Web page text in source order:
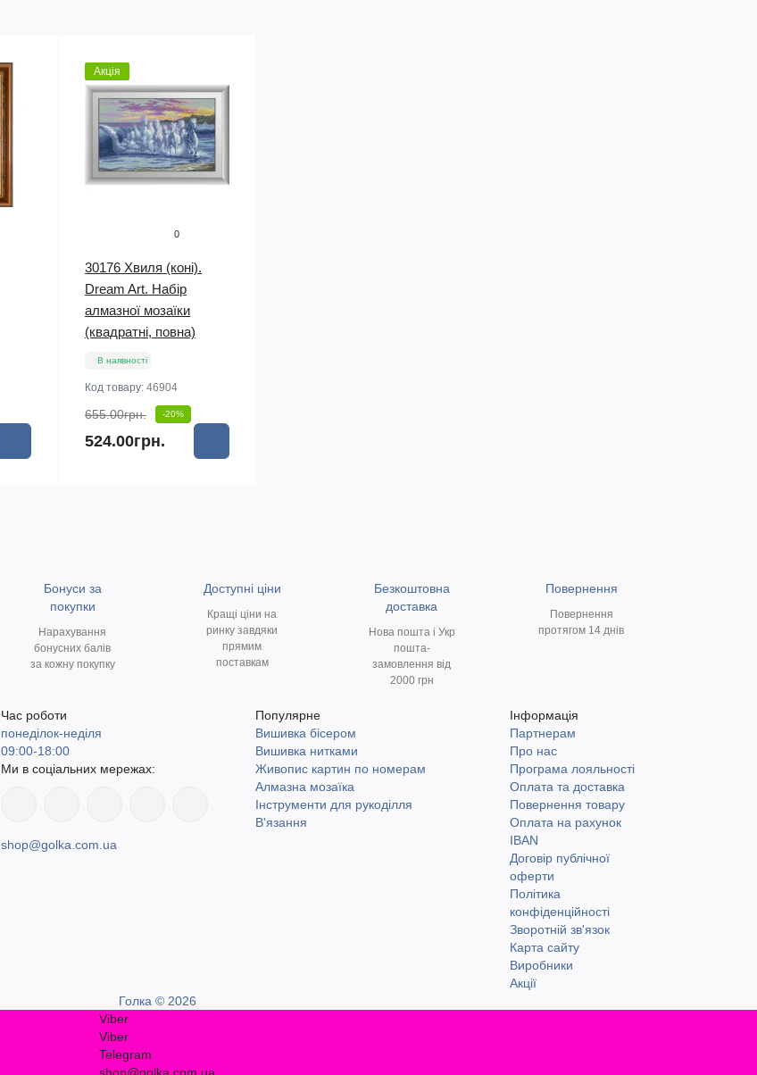
Акція
0
30176 Хвиля (коні).
Dream Art. Набір
алмазної мозаїки
(квадратні, повна)
В наявності
Код товару: 46904
655.00грн. -20%
524.00грн.
Бонуси за
покупки
Нарахування
бонусних балів
за кожну покупку
Доступні ціни
Кращі ціни на
ринку завдяки
прямим
поставкам
Безкоштовна
доставка
Нова пошта і Укр
пошта-
замовлення від
2000 грн
Повернення
Повернення
протягом 14 днів
Час роботи
понеділок-неділя
09:00-18:00
Ми в соціальних мережах:
shop@golka.com.ua
Популярне
Вишивка бісером
Вишивка нитками
Живопис картин по номерам
Алмазна мозаїка
Інструменти для рукоділля
В'язання
Інформація
Партнерам
Про нас
Програма лояльності
Оплата та доставка
Повернення товару
Оплата на рахунок
IBAN
Договір публічної
оферти
Політика
конфіденційності
Зворотній зв'язок
Карта сайту
Виробники
Акції
Голка © 2026
Viber
Viber
Telegram
shop@golka.com.ua